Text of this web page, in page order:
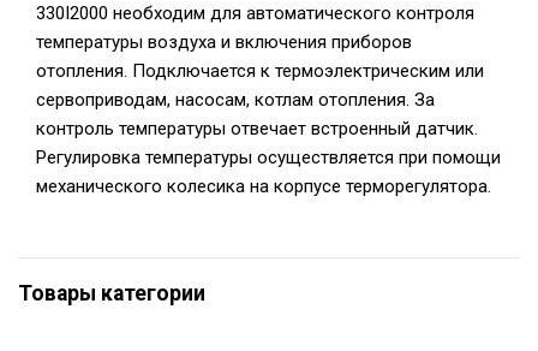
330I2000 необходим для автоматического контроля
температуры воздуха и включения приборов
отопления. Подключается к термоэлектрическим или
сервоприводам, насосам, котлам отопления. За
контроль температуры отвечает встроенный датчик.
Регулировка температуры осуществляется при помощи
механического колесика на корпусе терморегулятора.
Товары категории